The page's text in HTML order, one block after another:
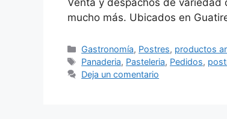
Venta y despachos de variedad
mucho más. Ubicados en
Gastronomía, Postres, productos
Panaderia, Pasteleria, Pedidos,
Deja un comentario